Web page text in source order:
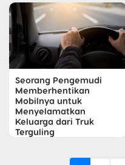
Seorang Pengemudi
Memberhentikan
Mobilnya untuk
Menyelamatkan
Keluarga dari Truk
Terguling